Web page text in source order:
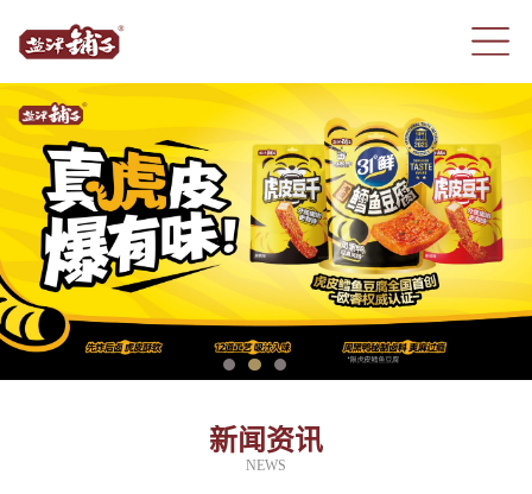
新闻资讯
NEWS